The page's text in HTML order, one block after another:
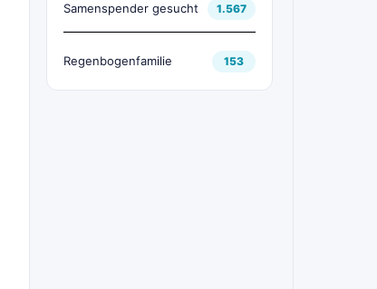
Samenspender gesucht 1.567
Regenbogenfamilie 153